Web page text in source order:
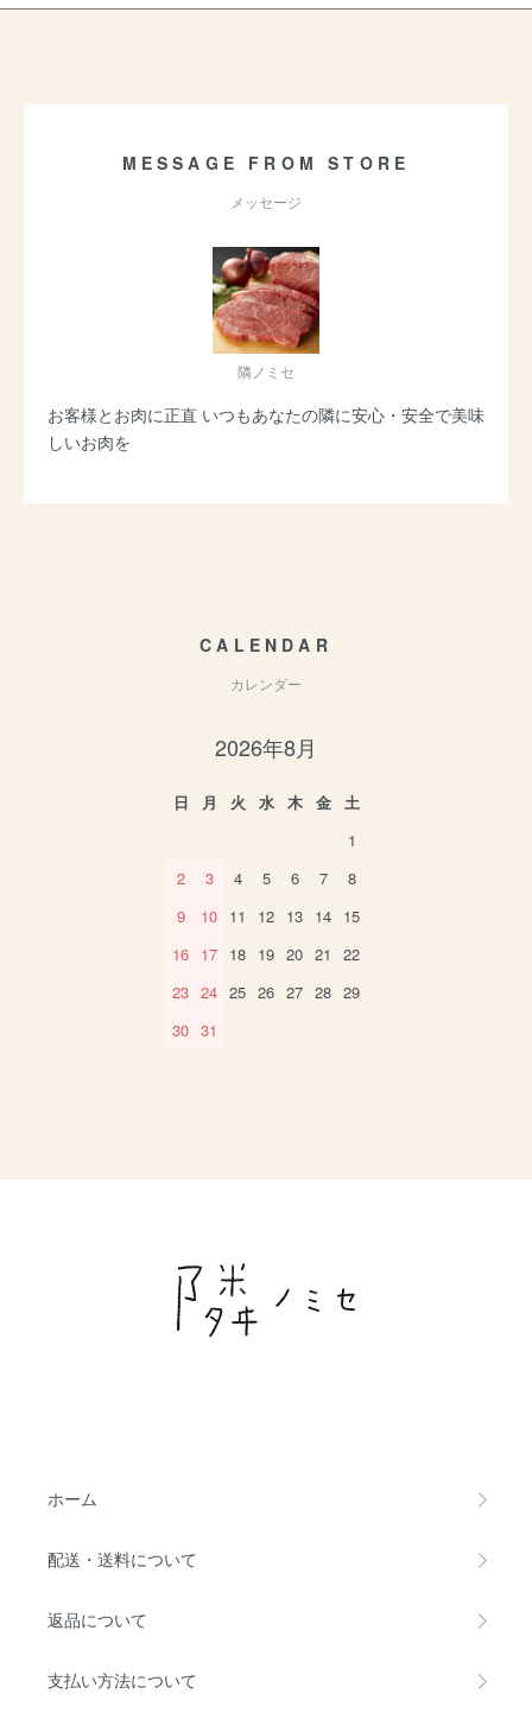
MESSAGE FROM STORE
メッセージ
隣ノミセ
お客様とお肉に正直 いつもあなたの隣に安心・安全で美味
しいお肉を
CALENDAR
カレンダー
2026年8月
日 月 火 水 木 金
土
1
2
3 4 5 6 7
8
9
10 11 12 13 14 15
16 17 18 19 20 21
22
23 24 25 26 27 28 29
30 31
ホーム
配送・送料について
返品について
支払い方法について